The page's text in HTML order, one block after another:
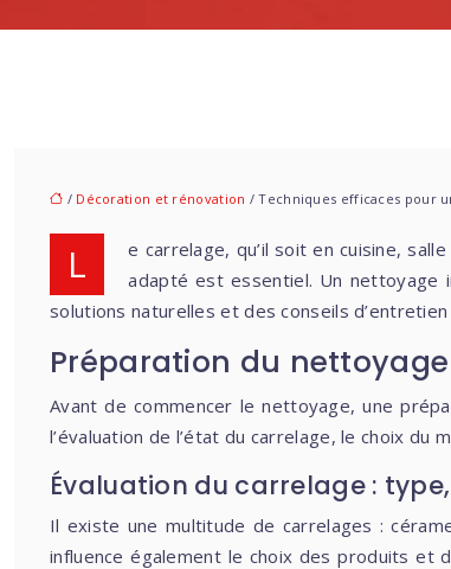
/ Décoration et rénovation / Techniques efficaces pour
Le carrelage, qu’il soit en cuisine, salle de bain ou salon, est un revêtement résistant et esthétique. Pour préserver son éclat et sa longévité, un entretien régulier et
adapté est essentiel. Un nettoyage
solutions naturelles et des conseils
Préparation du
Avant de commencer le nettoyage, une
l’évaluation de l’état du carrelage, le choix
Évaluation du carrelage :
Il existe une multitude de carrelages :
influence également le choix des produits et